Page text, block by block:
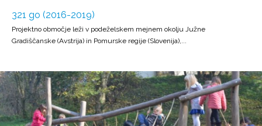
321 go (2016-2019)
Projektno območje leži v podeželskem mejnem okolju Južne
Gradiščanske (Avstrija) in Pomurske regije (Slovenija),...